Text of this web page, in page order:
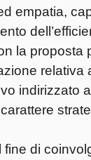
empatia,
la proposta
relativa
indirizzato
di